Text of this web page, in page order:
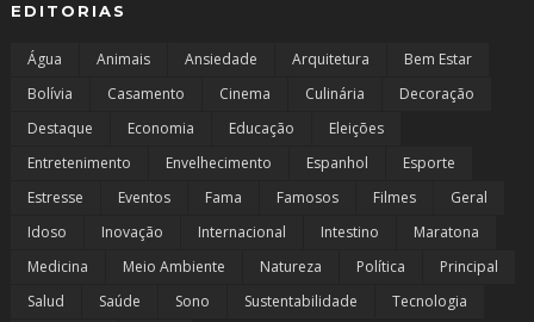
EDITORIAS
Água Animais Ansiedade Arquitetura
Bem Estar
Bolívia
Casamento Cinema Culinária
Decoração
Destaque
Economia Educação
Eleições
Entretenimento
Envelhecimento Espanhol
Esporte
Estresse
Eventos Fama Famosos Filmes
Geral
Idoso
Inovação Internacional Intestino
Maratona
Medicina
Meio Ambiente Natureza Política
Principal
Salud
Saúde Sono Sustentabilidade
Tecnologia